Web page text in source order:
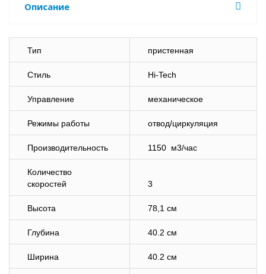
Описание
Тип пристенная
Стиль Hi-Tech
Управление механическое
Режимы работы отвод/циркуляция
Производительность 1150 м3/час
Количество
скоростей
3
Высота 78,1 см
Глубина 40.2 см
Ширина 40.2 см